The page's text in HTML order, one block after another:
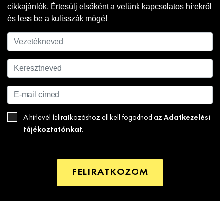
cikkajánlók. Értesülj elsőként a velünk kapcsolatos hírekről
és less be a kulisszák mögé!
A hírlevél feliratkozáshoz ell kell fogadnod az Adatkezelési
tájékoztatónkat.
FELIRATKOZOM